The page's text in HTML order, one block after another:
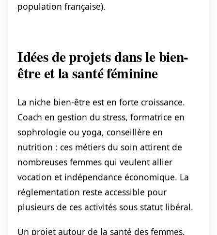
population française).
Idées de projets dans le bien-
être et la santé féminine
La niche bien-être est en forte croissance.
Coach en gestion du stress, formatrice en
sophrologie ou yoga, conseillère en
nutrition : ces métiers du soin attirent de
nombreuses femmes qui veulent allier
vocation et indépendance économique. La
réglementation reste accessible pour
plusieurs de ces activités sous statut libéral.
Un projet autour de la santé des femmes,